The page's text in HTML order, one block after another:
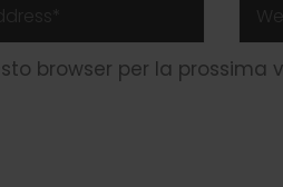
browser per la prossima